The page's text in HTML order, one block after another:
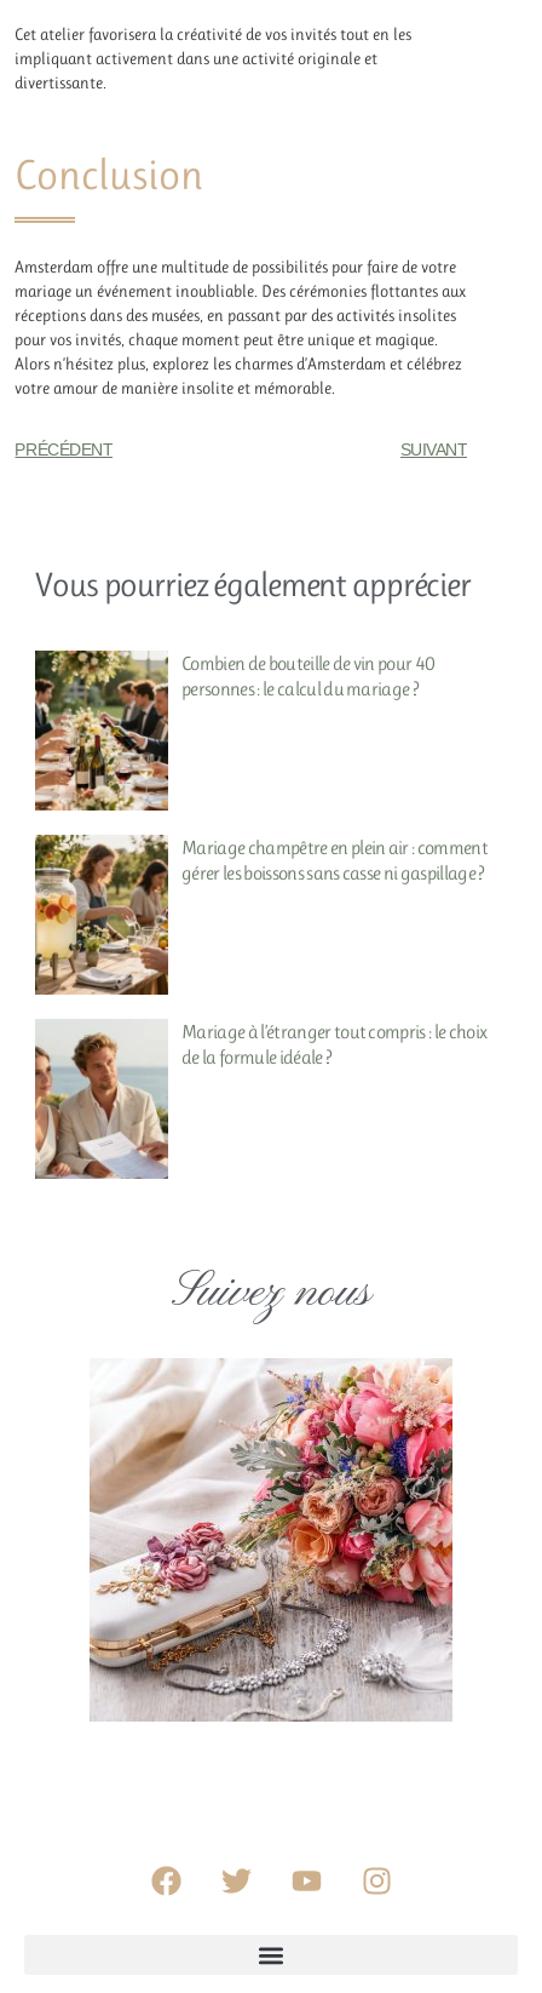
Cet atelier favorisera la créativité de vos invités tout en les
impliquant activement dans une activité originale et
divertissante.
Conclusion
Amsterdam offre une multitude de possibilités pour faire de votre
mariage un événement inoubliable. Des cérémonies flottantes aux
réceptions dans des musées, en passant par des activités insolites
pour vos invités, chaque moment peut être unique et magique.
Alors n’hésitez plus, explorez les charmes d’Amsterdam et célébrez
votre amour de manière insolite et mémorable.
PRÉCÉDENT SUIVANT
Vous pourriez également apprécier
Combien de bouteille de vin pour 40
personnes : le calcul du mariage ?
Mariage champêtre en plein air : comment
gérer les boissons sans casse ni gaspillage ?
Mariage à l’étranger tout compris : le choix
de la formule idéale ?
Suivez nous